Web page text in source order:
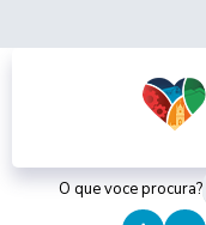
O que voce procura?